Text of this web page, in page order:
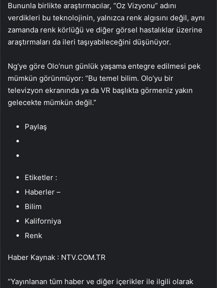
Bununla birlikte araştırmacılar, “Oz Vizyonu” adını
verdikleri bu teknolojinin, yalnızca renk algısını değil, aynı
zamanda renk körlüğü ve diğer görsel hastalıklar üzerine
araştırmaları da ileri taşıyabileceğini düşünüyor.
Ng’ye göre Olo’nun günlük yaşama entegre edilmesi pek
mümkün görünmüyor: “Bu temel bilim. Olo’yu bir
televizyon ekranında ya da VR başlıkta görmeniz yakın
gelecekte mümkün değil.”
Paylaş
Etiketler :
Haberler –
Bilim
Kaliforniya
Renk
Haber Kaynak : NTV.COM.TR
“Yayınlanan tüm haber ve diğer içerikler ile ilgili olarak